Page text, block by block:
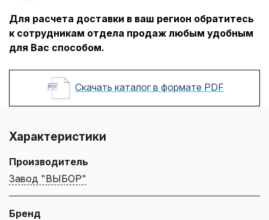
Для расчета доставки в ваш регион обратитесь
к сотрудникам отдела продаж любым удобным
для Вас способом.
Скачать каталог в формате PDF
Характеристики
Производитель
Завод "ВЫБОР"
Бренд